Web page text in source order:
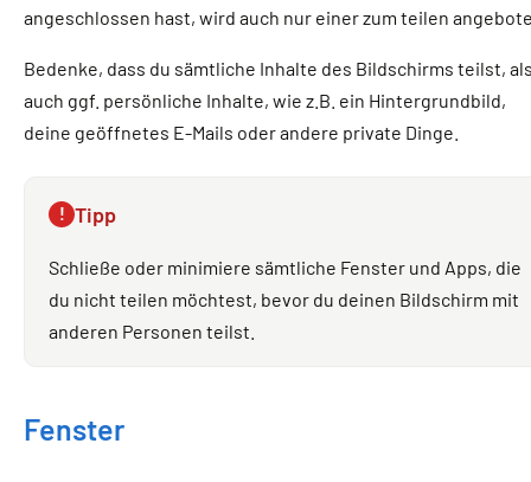
angeschlossen hast, wird auch nur einer zum teilen
Bedenke, dass du sämtliche Inhalte des Bildschirms teilst,
auch ggf. persönliche Inhalte, wie z.B. ein Hintergrundbild,
deine geöffnetes E-Mails oder andere private Dinge.
! Tipp
Schließe oder minimiere sämtliche Fenster und Apps, die
du nicht teilen möchtest, bevor du deinen Bildschirm mit
anderen Personen teilst.
Fenster